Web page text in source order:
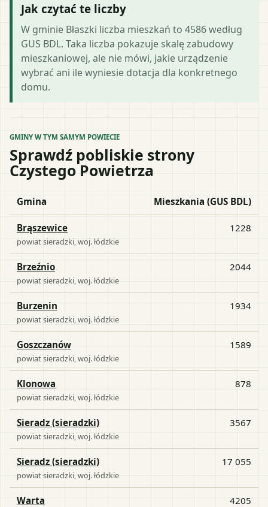
Jak czytać te liczby
W gminie Błaszki liczba mieszkań to 4586 według
GUS BDL. Taka liczba pokazuje skalę zabudowy
mieszkaniowej, ale nie mówi, jakie urządzenie
wybrać ani ile wyniesie dotacja dla konkretnego
domu.
GMINY W TYM SAMYM POWIECIE
Sprawdź pobliskie strony
Czystego Powietrza
Gmina Mieszkania (GUS BDL)
Brąszewice
powiatsieradzki , woj.łódzkie
1228
Brzeźnio
powiatsieradzki , woj.łódzkie
2044
Burzenin
powiatsieradzki , woj.łódzkie
1934
Goszczanów
powiatsieradzki , woj.łódzkie
1589
Klonowa
powiatsieradzki , woj.łódzkie
878
Sieradz (sieradzki)
powiatsieradzki , woj.łódzkie
3567
Sieradz (sieradzki)
powiatsieradzki , woj.łódzkie
17 055
Warta 4205